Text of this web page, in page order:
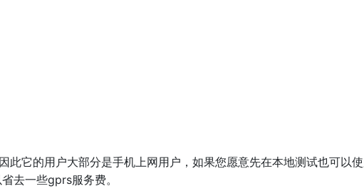
此它的用户大部分是手机上网用户，如果您愿意先在本地测试也可以
去一些gprs服务费。